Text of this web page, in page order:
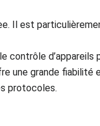
Il est
d’appareils
une grande
protocoles.